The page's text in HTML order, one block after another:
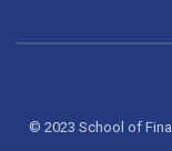
© 2023 School of